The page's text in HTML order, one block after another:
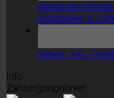
Mitarbeiter &
Aktion: XXL-
Info
Zahlungsoptionen: